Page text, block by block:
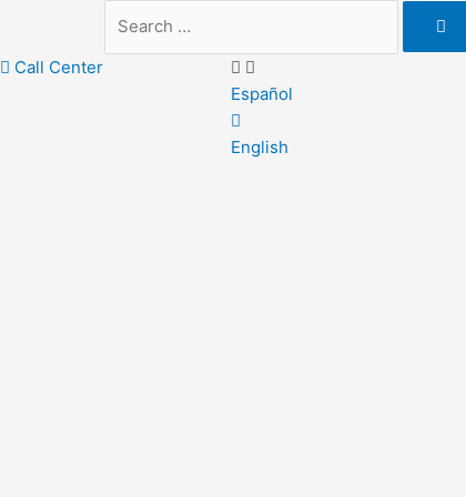
Call Center
Español
English